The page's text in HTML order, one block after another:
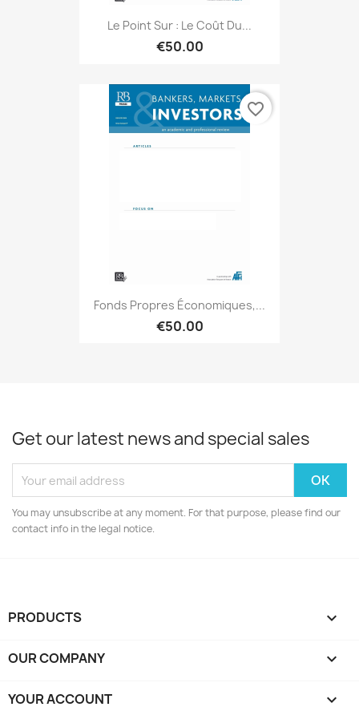
Le Point Sur : Le Coût Du...
€50.00
Fonds Propres Économiques,...
€50.00
favorite_border
Get our latest news and special sales
You may unsubscribe at any moment. For that purpose, please find our
contact info in the legal notice.
PRODUCTS 
OUR COMPANY 
YOUR ACCOUNT 